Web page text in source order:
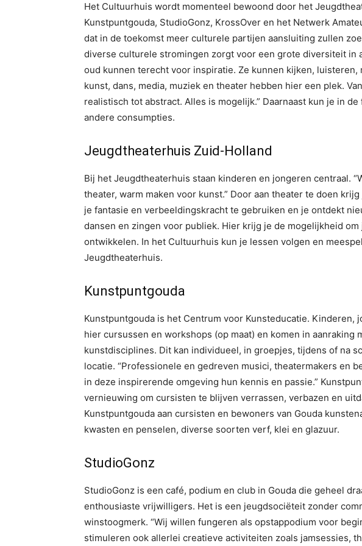
Het Cultuurhuis wordt momenteel bewoond door het
Kunstpuntgouda, StudioGonz, KrossOver en het Netwerk
dat in de toekomst meer culturele partijen aansluiting zullen
diverse culturele stromingen zorgt voor een grote diversiteit in
oud kunnen terecht voor inspiratie. Ze kunnen kijken, luisteren,
kunst, dans, media, muziek en theater hebben hier een plek.
realistisch tot abstract. Alles is mogelijk.” Daarnaast kun je in
andere consumpties.
Jeugdtheaterhuis Zuid-Holland
Bij het Jeugdtheaterhuis staan kinderen en jongeren centraal.
theater, warm maken voor kunst.” Door aan theater te doen
je fantasie en verbeeldingskracht te gebruiken en je ontdekt
dansen en zingen voor publiek. Hier krijg je de mogelijkheid
ontwikkelen. In het Cultuurhuis kun je lessen volgen en
Jeugdtheaterhuis.
Kunstpuntgouda
Kunstpuntgouda is het Centrum voor Kunsteducatie. Kinderen,
hier cursussen en workshops (op maat) en komen in aanraking
kunstdisciplines. Dit kan individueel, in groepjes, tijdens of na
locatie. “Professionele en gedreven musici, theatermakers en
in deze inspirerende omgeving hun kennis en passie.”
vernieuwing om cursisten te blijven verrassen, verbazen en
Kunstpuntgouda aan cursisten en bewoners van Gouda
kwasten en penselen, diverse soorten verf, klei en glazuur.
StudioGonz
StudioGonz is een café, podium en club in Gouda die geheel
enthousiaste vrijwilligers. Het is een jeugdsociëteit zonder
winstoogmerk. “Wij willen fungeren als opstappodium voor
stimuleren ook allerlei creatieve activiteiten zoals jamsessies,